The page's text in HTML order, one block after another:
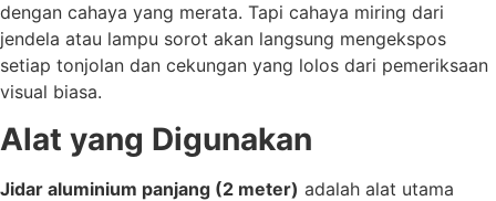
dengan cahaya yang merata. Tapi cahaya miring dari
jendela atau lampu sorot akan langsung mengekspos
setiap tonjolan dan cekungan yang lolos dari pemeriksaan
visual biasa.
Alat yang Digunakan
Jidar aluminium panjang (2 meter) adalah alat utama